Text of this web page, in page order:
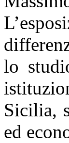
lo
Sicilia,
ed